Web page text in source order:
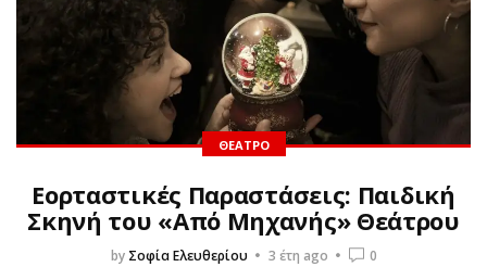
ΘΈΑΤΡΟ
Εορταστικές Παραστάσεις: Παιδική
Σκηνή του «Από Μηχανής» Θεάτρου
by Σοφία Ελευθερίου 3 έτη ago 0